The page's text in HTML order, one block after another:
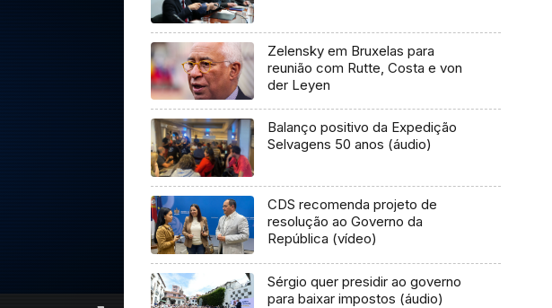
Zelensky em Bruxelas para
reunião com Rutte, Costa e von
der Leyen
Balanço positivo da Expedição
Selvagens 50 anos (áudio)
CDS recomenda projeto de
resolução ao Governo da
República (vídeo)
Sérgio quer presidir ao governo
para baixar impostos (áudio)